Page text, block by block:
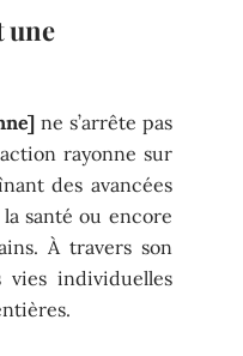
une
ne s’arrête pas
rayonne sur
des avancées
santé ou encore
À travers son
vies individuelles